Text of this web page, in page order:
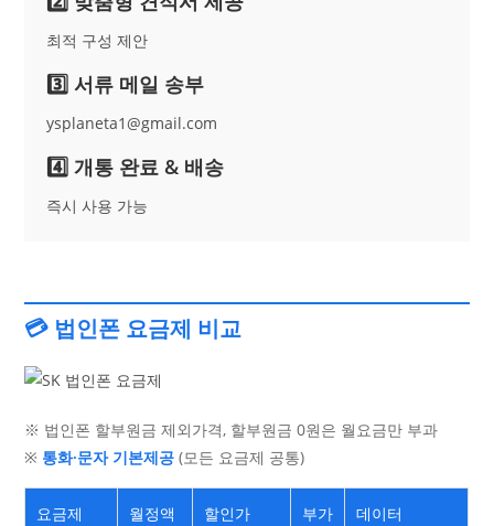
최적 구성 제안
3️⃣ 서류 메일 송부
ysplaneta1@gmail.com
4️⃣ 개통 완료 & 배송
즉시 사용 가능
💳 법인폰 요금제 비교
※ 법인폰 할부원금 제외가격, 할부원금 0원은 월요금만 부과
※ 통화·문자 기본제공 (모든 요금제 공통)
요금제
월정액
할인가
부가
데이터